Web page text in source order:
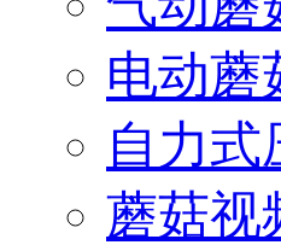
电动蘑
自力式
蘑菇视